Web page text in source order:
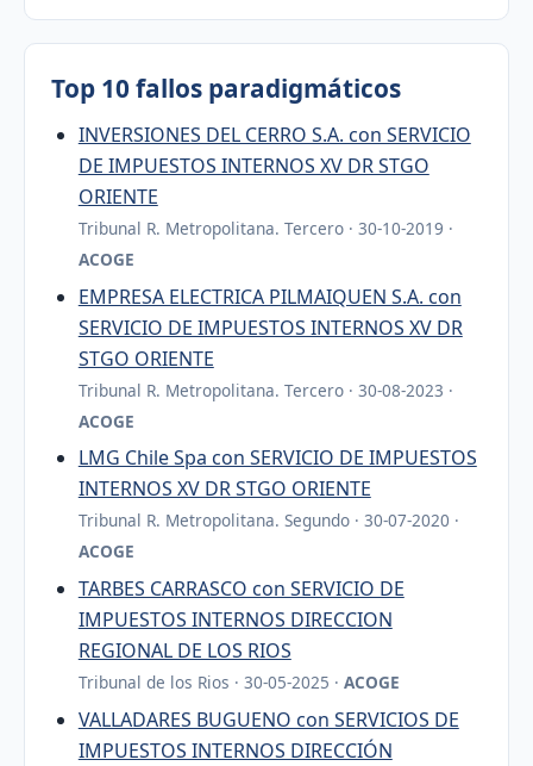
Top 10 fallos paradigmáticos
INVERSIONES DEL CERRO S.A. con SERVICIO
DE IMPUESTOS INTERNOS XV DR STGO
ORIENTE
Tribunal R. Metropolitana. Tercero · 30-10-2019 ·
ACOGE
EMPRESA ELECTRICA PILMAIQUEN S.A. con
SERVICIO DE IMPUESTOS INTERNOS XV DR
STGO ORIENTE
Tribunal R. Metropolitana. Tercero · 30-08-2023 ·
ACOGE
LMG Chile Spa con SERVICIO DE IMPUESTOS
INTERNOS XV DR STGO ORIENTE
Tribunal R. Metropolitana. Segundo · 30-07-2020 ·
ACOGE
TARBES CARRASCO con SERVICIO DE
IMPUESTOS INTERNOS DIRECCION
REGIONAL DE LOS RIOS
Tribunal de los Rios · 30-05-2025 · ACOGE
VALLADARES BUGUENO con SERVICIOS DE
IMPUESTOS INTERNOS DIRECCIÓN